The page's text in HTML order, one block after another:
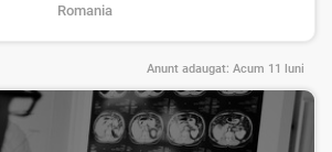
Romania
Anunt adaugat: Acum 11 luni